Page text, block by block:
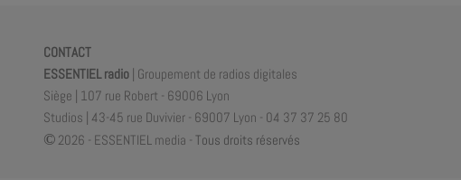
CONTACT
ESSENTIEL radio | Groupement de radios digitales
Siège | 107 rue Robert - 69006 Lyon
Studios | 43-45 rue Duvivier - 69007 Lyon - 04 37 37 25 80
© 2026 - ESSENTIEL media - Tous droits réservés